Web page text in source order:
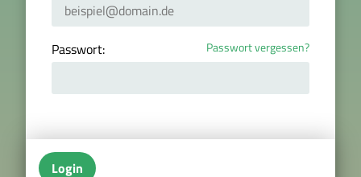
Passwort: Passwort vergessen?
Login